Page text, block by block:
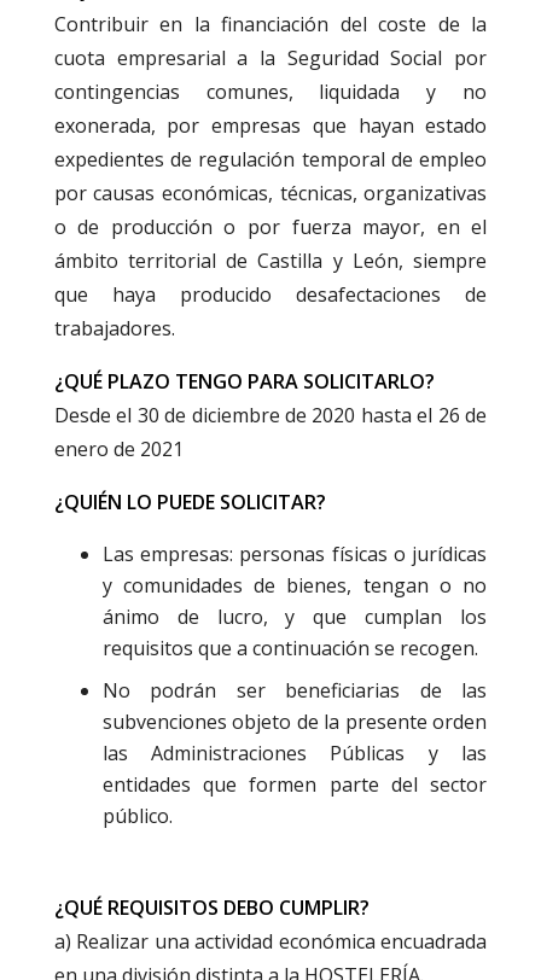
Contribuir en la financiación del coste de la
cuota empresarial a la Seguridad Social por
contingencias comunes, liquidada y no
exonerada, por empresas que hayan estado
expedientes de regulación temporal de empleo
por causas económicas, técnicas, organizativas
o de producción o por fuerza mayor, en el
ámbito territorial de Castilla y León, siempre
que haya producido desafectaciones de
trabajadores.
¿QUÉ PLAZO TENGO PARA SOLICITARLO?
Desde el 30 de diciembre de 2020 hasta el 26 de
enero de 2021
¿QUIÉN LO PUEDE SOLICITAR?
Las empresas: personas físicas o jurídicas
y comunidades de bienes, tengan o no
ánimo de lucro, y que cumplan los
requisitos que a continuación se recogen.
No podrán ser beneficiarias de las
subvenciones objeto de la presente orden
las Administraciones Públicas y las
entidades que formen parte del sector
público.
¿QUÉ REQUISITOS DEBO CUMPLIR?
a) Realizar una actividad económica encuadrada